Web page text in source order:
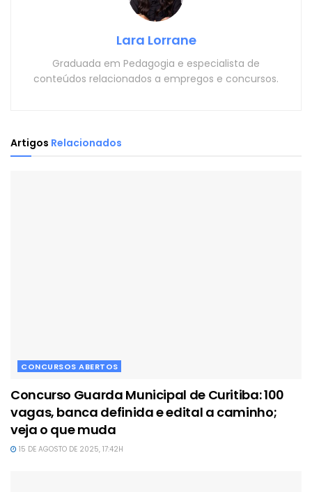
Lara Lorrane
Graduada em Pedagogia e especialista de
conteúdos relacionados a empregos e concursos.
Artigos Relacionados
CONCURSOS ABERTOS
Concurso Guarda Municipal de Curitiba: 100
vagas, banca definida e edital a caminho;
veja o que muda
15 DE AGOSTO DE 2025, 17:42H